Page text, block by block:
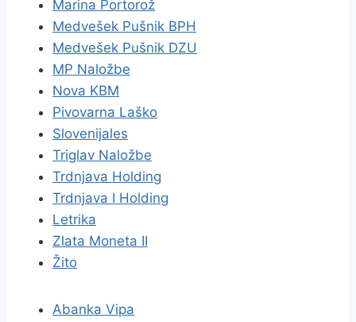
Marina Portorož
Medvešek Pušnik BPH
Medvešek Pušnik DZU
MP Naložbe
Nova KBM
Pivovarna Laško
Slovenijales
Triglav Naložbe
Trdnjava Holding
Trdnjava I Holding
Letrika
Zlata Moneta II
Žito
Abanka Vipa